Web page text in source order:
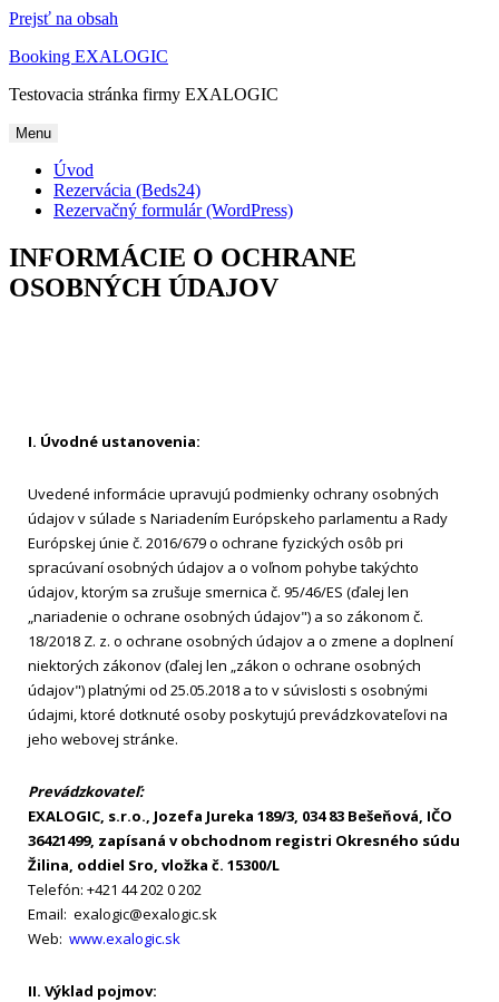
Prejsť na obsah
Booking EXALOGIC
Testovacia stránka firmy EXALOGIC
Menu
Úvod
Rezervácia (Beds24)
Rezervačný formulár (WordPress)
INFORMÁCIE O OCHRANE
OSOBNÝCH ÚDAJOV
I. Úvodné ustanovenia:
Uvedené informácie upravujú podmienky ochrany osobných
údajov v súlade s Nariadením Európskeho parlamentu a Rady
Európskej únie č. 2016/679 o ochrane fyzických osôb pri
spracúvaní osobných údajov a o voľnom pohybe takýchto
údajov, ktorým sa zrušuje smernica č. 95/46/ES (ďalej len
„nariadenie o ochrane osobných údajov") a so zákonom č.
18/2018 Z. z. o ochrane osobných údajov a o zmene a doplnení
niektorých zákonov (ďalej len „zákon o ochrane osobných
údajov") platnými od 25.05.2018 a to v súvislosti s osobnými
údajmi, ktoré dotknuté osoby poskytujú prevádzkovateľovi na
jeho webovej stránke.
Prevádzkovateľ:
EXALOGIC, s.r.o., Jozefa Jureka 189/3, 034 83 Bešeňová, IČO
36421499, zapísaná v obchodnom registri Okresného súdu
Žilina, oddiel Sro, vložka č. 15300/L
Telefón: +421 44 202 0 202
Email: exalogic@exalogic.sk
Web: www.exalogic.sk
II. Výklad pojmov: